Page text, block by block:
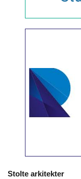
Stolte arkitekter